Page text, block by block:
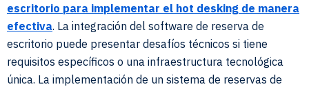
escritorio para implementar el hot desking de manera
efectiva. La integración del software de reserva de
escritorio puede presentar desafíos técnicos si tiene
requisitos específicos o una infraestructura tecnológica
única. La implementación de un sistema de reservas de